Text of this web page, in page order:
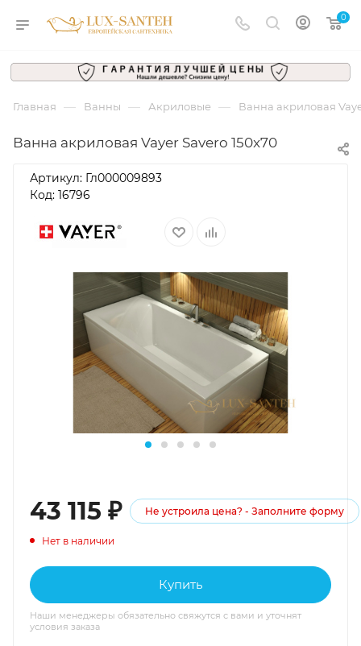
0
Главная — Ванны — Акриловые — Ванна акриловая
Ванна акриловая Vayer Savero 150x70
Артикул: Гл000009893
Код: 16796
43 115 ₽ Не устроила цена? - Заполните форму
Нет в наличии
Купить
Наши менеджеры обязательно свяжутся с вами и уточнят
условия заказа